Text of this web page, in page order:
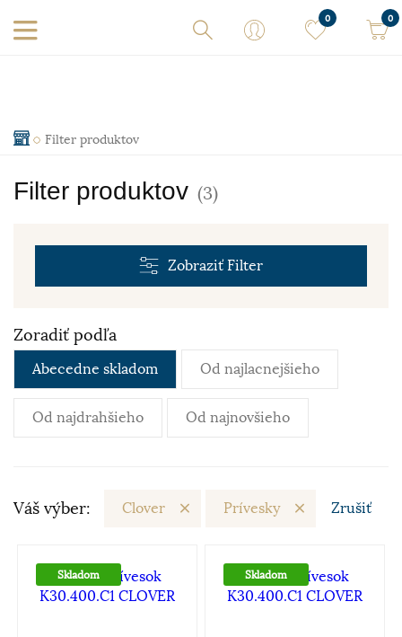
0 0
Filter produktov
Filter produktov (3)
Zobraziť Filter
Zoradiť podľa
Abecedne skladom Od najlacnejšieho
Od najdrahšieho Od najnovšieho
Váš výber: Clover Prívesky Zrušiť
Skladom Skladom